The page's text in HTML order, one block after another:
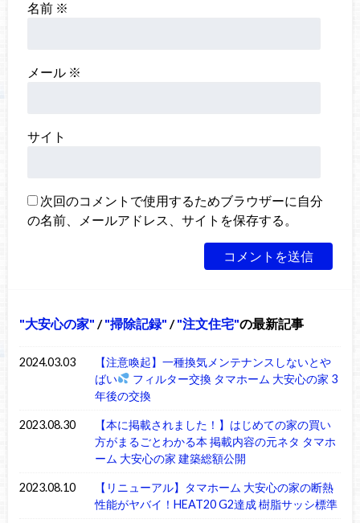
名前 ※
メール ※
サイト
次回のコメントで使用するためブラウザーに自分
の名前、メールアドレス、サイトを保存する。
大安心の家 / 掃除記録 / 注文住宅 の最新記事
2024.03.03
【注意喚起】一種換気メンテナンスしないとや
ばい
フィルター交換 タマホーム 大安心の家 3
年後の交換
2023.08.30
【本に掲載されました！】はじめての家の買い
方がまるごとわかる本 掲載内容の元ネタ タマホ
ーム 大安心の家 建築総額公開
2023.08.10
【リニューアル】タマホーム 大安心の家の断熱
性能がヤバイ！HEAT20 G2達成 樹脂サッシ標準